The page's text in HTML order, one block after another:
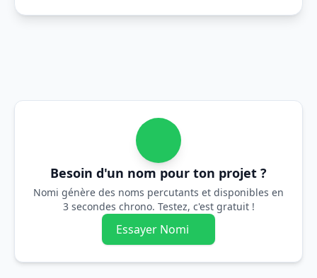
Besoin d'un nom pour ton projet ?
Nomi génère des noms percutants et disponibles en
3 secondes chrono. Testez, c'est gratuit !
Essayer Nomi